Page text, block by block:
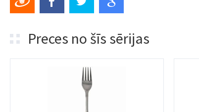
Preces no šīs sērijas